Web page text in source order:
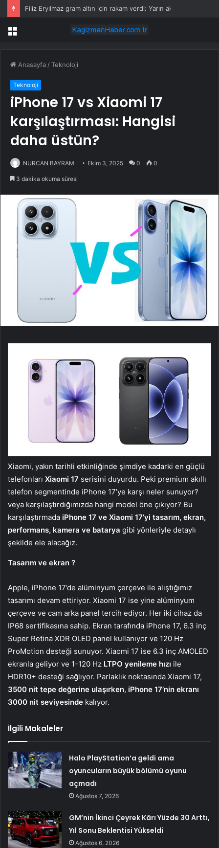
Menü
Anasayfa /Teknoloji
Teknoloji
iPhone 17 vs Xiaomi 17
karşılaştırması: Hangisi
daha üstün?
NURCAN BAYRAM Ekim 3, 2025 0 0
3 dakika okuma süresi
Xiaomi, yakın tarihli etkinliğinde şimdiye kadarki en güçlü
telefonları Xiaomi 17 serisini duyurdu. Peki premium akıllı
telefon segmentinde iPhone 17’ye karşı neler sunuyor?
veya karşılaştırdığımızda hangi model öne çıkıyor? Bu
karşılaştırmada iPhone 17 ve Xiaomi 17’yi tasarım, ekran,
performans, kamera ve batarya gibi yönleriyle detaylı
şekilde ele alacağız.
Tasarım ve ekran ?
Apple, iPhone 17’de alüminyum çerçeve ile alıştığımız
tasarımı devam ettiriyor. Xiaomi 17 ise yine alüminyum
çerçeve ve cam arka panel tercih ediyor. Her iki cihaz da
IP68 sertifikasına sahip. Ekran tarafında iPhone 17, 6.3 inç
Super Retina XDR OLED panel kullanıyor ve 120 Hz
ProMotion desteği sunuyor. Xiaomi 17 ise 6.3 inç AMOLED
ekranla geliyor ve 1-120 Hz LTPO yenileme hızı ile
HDR10+ desteği sağlıyor. Parlaklık noktasında Xiaomi 17,
3500 nit tepe değerine ulaşırken, iPhone 17’nin ekranı
3000 nit seviyesinde kalıyor.
İlgili Makaleler
Halo PlayStation’a geldi ama
oyuncuların büyük bölümü oyunu
açmadı
Ağustos 7, 2026
GM’nin İkinci Çeyrek Kârı Yüzde 30 Arttı,
Yıl Sonu Beklentisi Yükseldi
Ağustos 6, 2026